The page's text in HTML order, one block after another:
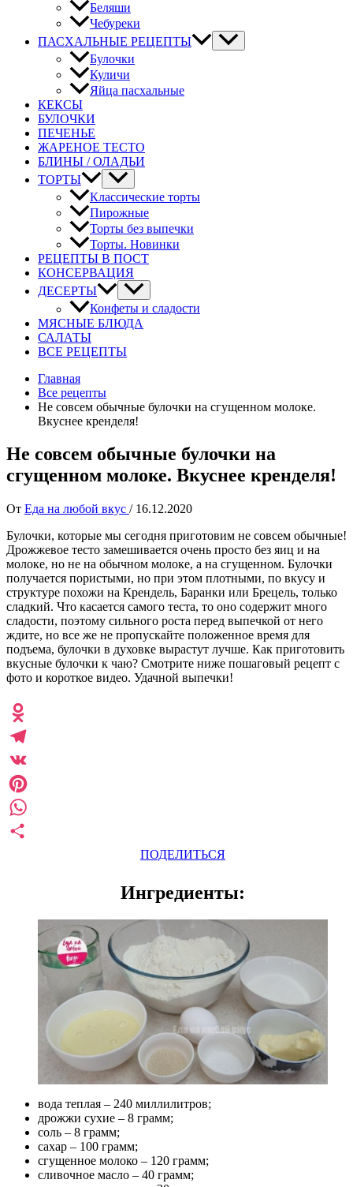
Беляши
Чебуреки
ПАСХАЛЬНЫЕ РЕЦЕПТЫ
Булочки
Куличи
Яйца пасхальные
КЕКСЫ
БУЛОЧКИ
ПЕЧЕНЬЕ
ЖАРЕНОЕ ТЕСТО
БЛИНЫ / ОЛАДЬИ
ТОРТЫ
Классические торты
Пирожные
Торты без выпечки
Торты. Новинки
РЕЦЕПТЫ В ПОСТ
КОНСЕРВАЦИЯ
ДЕСЕРТЫ
Конфеты и сладости
МЯСНЫЕ БЛЮДА
САЛАТЫ
ВСЕ РЕЦЕПТЫ
Главная
Все рецепты
Не совсем обычные булочки на сгущенном молоке.
Вкуснее кренделя!
Не совсем обычные булочки на
сгущенном молоке. Вкуснее кренделя!
От Еда на любой вкус / 16.12.2020
Булочки, которые мы сегодня приготовим не совсем обычные!
Дрожжевое тесто замешивается очень просто без яиц и на
молоке, но не на обычном молоке, а на сгущенном. Булочки
получается пористыми, но при этом плотными, по вкусу и
структуре похожи на Крендель, Баранки или Брецель, только
сладкий. Что касается самого теста, то оно содержит много
сладости, поэтому сильного роста перед выпечкой от него
ждите, но все же не пропускайте положенное время для
подъема, булочки в духовке вырастут лучше. Как приготовить
вкусные булочки к чаю? Смотрите ниже пошаговый рецепт с
фото и короткое видео. Удачной выпечки!
ПОДЕЛИТЬСЯ
Ингредиенты:
вода теплая – 240 миллилитров;
дрожжи сухие – 8 грамм;
соль – 8 грамм;
сахар – 100 грамм;
сгущенное молоко – 120 грамм;
сливочное масло – 40 грамм;